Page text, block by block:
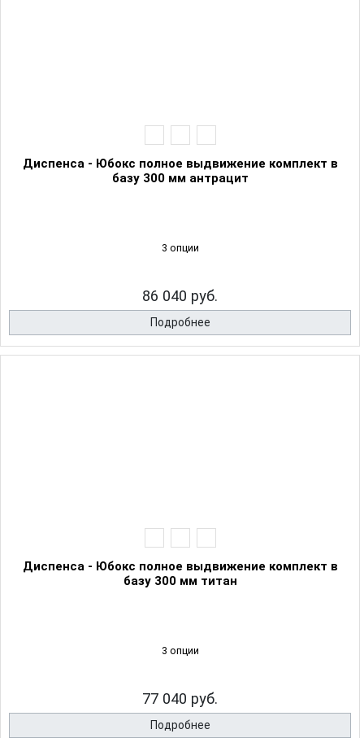
Диспенса - Юбокс полное выдвижение комплект в
базу 300 мм антрацит
3 опции
86 040 руб.
Подробнее
Диспенса - Юбокс полное выдвижение комплект в
базу 300 мм титан
3 опции
77 040 руб.
Подробнее